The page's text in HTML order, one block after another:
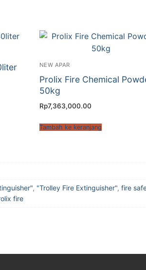
NEW APAR
Prolix Fire Chemical
50kg
Rp7,363,000.00
Tambah ke keranjang
, "Trolley Fire Extinguisher", fire
fire